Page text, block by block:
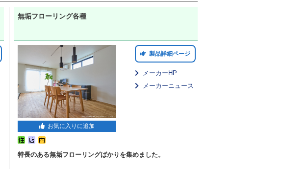
無垢フローリング各種
お気に入りに追加
製品詳細ページ
メーカーHP
メーカーニュース
特長のある無垢フローリングばかりを集めました。